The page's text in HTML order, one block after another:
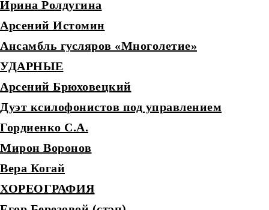
Ирина Ролдугина
Арсений Истомин
Ансамбль гусляров «Многолетие»
УДАРНЫЕ
Арсений Брюховецкий
Дуэт ксилофонистов под управлением
Гордиенко С.А.
Мирон Воронов
Вера Когай
ХОРЕОГРАФИЯ